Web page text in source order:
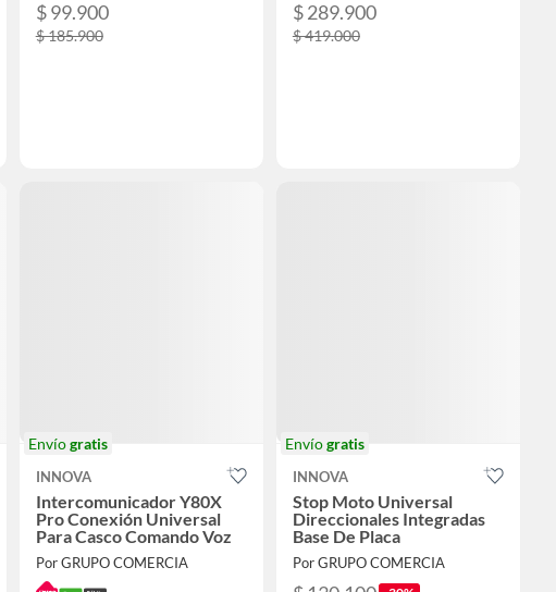
$ 99.900
$ 185.900
$ 289.900
$ 419.000
Envíogratis
INNOVA
Intercomunicador Y80X
Pro Conexión Universal
Para Casco Comando Voz
Por GRUPO COMERCIA
Envíogratis
INNOVA
Stop Moto Universal
Direccionales Integradas
Base De Placa
Por GRUPO COMERCIA